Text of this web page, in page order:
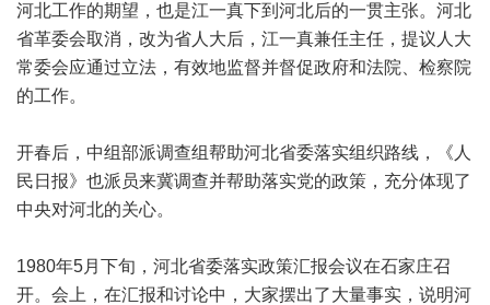
河北工作的期望，也是江一真下到河北后的一贯主张。河北
省革委会取消，改为省人大后，江一真兼任主任，提议人大
常委会应通过立法，有效地监督并督促政府和法院、检察院
的工作。
开春后，中组部派调查组帮助河北省委落实组织路线，《人
民日报》也派员来冀调查并帮助落实党的政策，充分体现了
中央对河北的关心。
1980年5月下旬，河北省委落实政策汇报会议在石家庄召
开。会上，在汇报和讨论中，大家摆出了大量事实，说明河